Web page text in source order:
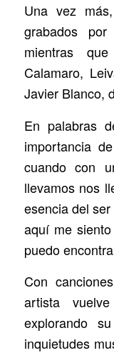
Una vez
grabados
mientras
Calamaro,
Javier Blanco,
En palabras
importancia
cuando con
llevamos nos
esencia del
aquí me
puedo
Con
artista
explorando
inquietudes